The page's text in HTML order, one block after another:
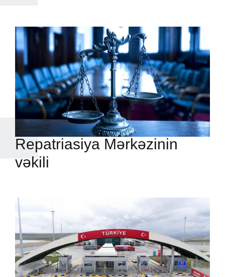
Repatriasiya Mərkəzinin
vəkili